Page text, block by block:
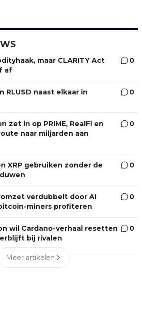
maar CLARITY Act
af
0
RLUSD naast elkaar in
0
zet in op PRIME, RealFi en
naar miljarden aan
0
XRP gebruiken zonder de
0
verdubbelt door AI
miners profiteren
0
wil Cardano-verhaal resetten
bij rivalen
0
Meer artikelen